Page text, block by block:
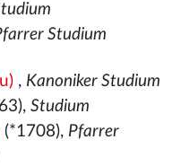
Studium
, Kanoniker Studium
Studium
(*1708), Pfarrer